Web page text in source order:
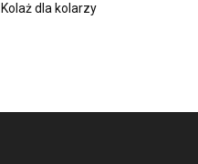
Kolaż dla kolarzy